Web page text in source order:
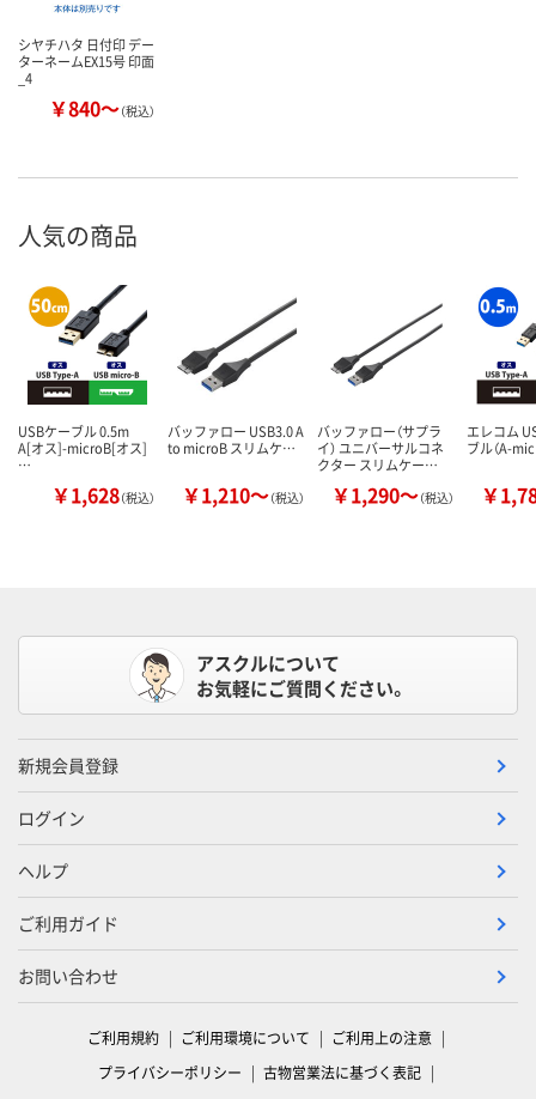
シヤチハタ 日付印 デー
ターネームEX15号 印面
_4
￥840～（税込）
人気の商品
USBケーブル 0.5m
A[オス]-microB[オス]
…
￥1,628（税込）
バッファロー USB3.0 A
to microB スリムケ…
￥1,210～（税込）
バッファロー（サプラ
イ） ユニバーサルコネ
クター スリムケー…
￥1,290～（税込）
エレコム
ブル（A-
￥
アスクルについて
お気軽にご質問ください。
新規会員登録
ログイン
ヘルプ
ご利用ガイド
お問い合わせ
ご利用規約 ご利用環境について
ご利用上の注意
プライバシーポリシー
古物営業法に基づく表記